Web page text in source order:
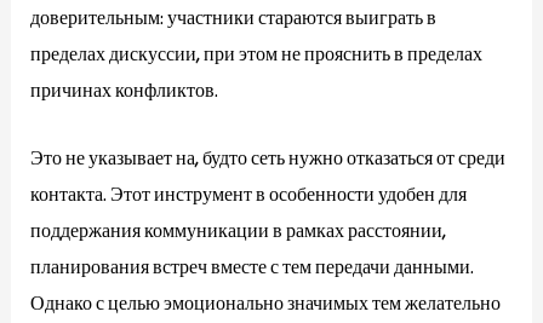
доверительным: участники стараются выиграть в
пределах дискуссии, при этом не прояснить в пределах
причинах конфликтов.
Это не указывает на, будто сеть нужно отказаться от среди
контакта. Этот инструмент в особенности удобен для
поддержания коммуникации в рамках расстоянии,
планирования встреч вместе с тем передачи данными.
Однако с целью эмоционально значимых тем желательно